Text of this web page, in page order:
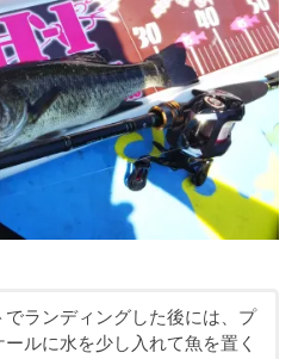
でランディングした後には、プ
ルに水を少し入れて魚を置く